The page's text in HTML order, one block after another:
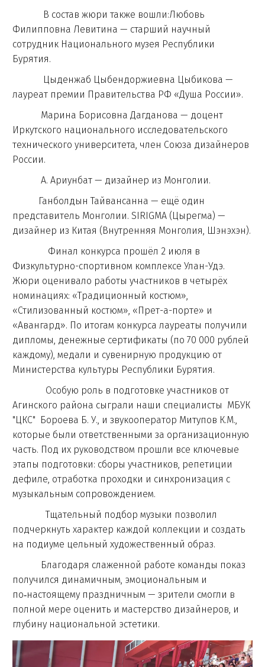
В состав жюри также вошли:Любовь
Филипповна Левитина — старший научный
сотрудник Национального музея Республики
Бурятия.
Цыденжаб Цыбендоржиевна Цыбикова —
лауреат премии Правительства РФ «Душа России».
Марина Борисовна Дагданова — доцент
Иркутского национального исследовательского
технического университета, член Союза дизайнеров
России.
А. Ариунбат — дизайнер из Монголии.
Ганболдын Тайвансанна — ещё один
представитель Монголии. SIRIGMA (Цырегма) —
дизайнер из Китая (Внутренняя Монголия, Шэнэхэн).
Финал конкурса прошёл 2 июля в
Физкультурно-спортивном комплексе Улан-Удэ.
Жюри оценивало работы участников в четырёх
номинациях: «Традиционный костюм»,
«Стилизованный костюм», «Прет-а-порте» и
«Авангард». По итогам конкурса лауреаты получили
дипломы, денежные сертификаты (по 70 000 рублей
каждому), медали и сувенирную продукцию от
Министерства культуры Республики Бурятия.
Особую роль в подготовке участников от
Агинского района сыграли наши специалисты МБУК
"ЦКС" Бороева Б. У., и звукооператор Митупов К.М.,
которые были ответственными за организационную
часть. Под их руководством прошли все ключевые
этапы подготовки: сборы участников, репетиции
дефиле, отработка проходки и синхронизация с
музыкальным сопровождением.
Тщательный подбор музыки позволил
подчеркнуть характер каждой коллекции и создать
на подиуме цельный художественный образ.
Благодаря слаженной работе команды показ
получился динамичным, эмоциональным и
по‑настоящему праздничным — зрители смогли в
полной мере оценить и мастерство дизайнеров, и
глубину национальной эстетики.